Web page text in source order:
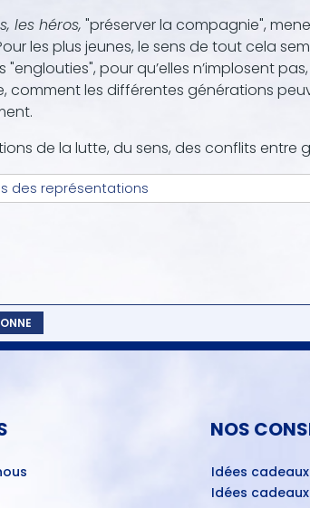
les héros, "préserver la compagnie",
les plus jeunes, le sens de tout cela
"englouties", pour qu’elles n’implosent
comment les différentes générations
de la lutte, du sens, des conflits
des représentations
NOS
Idées cadeaux
Idées